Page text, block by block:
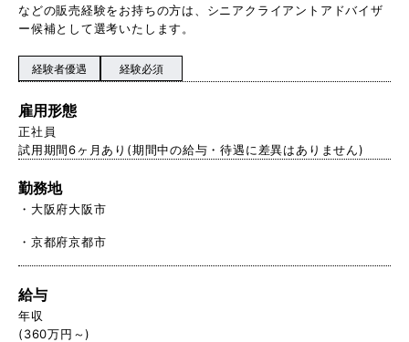
などの販売経験をお持ちの方は、シニアクライアントアドバイザ
ー候補として選考いたします。
経験者優遇 経験必須
雇用形態
正社員
試用期間6ヶ月あり(期間中の給与・待遇に差異はありません)
勤務地
大阪府大阪市
京都府京都市
給与
年収
(360万円～)